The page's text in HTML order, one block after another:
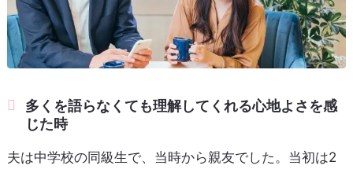
多くを語らなくても理解してくれる心地よさを感
じた時
夫は中学校の同級生で、当時から親友でした。当初は2